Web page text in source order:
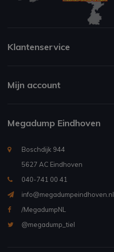
Klantenservice
Mijn account
Megadump Eindhoven
Boschdijk 944
5627 AC Eindhoven
040-741 00 41
info@megadumpeindhoven.nl
/MegadumpNL
@megadump_tiel